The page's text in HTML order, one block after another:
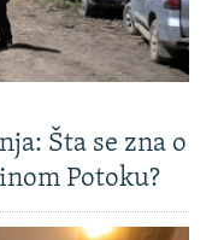
Šta se zna o
Potoku?